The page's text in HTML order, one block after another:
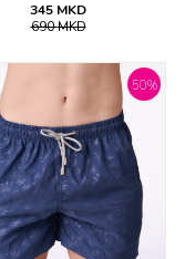
345 MKD
690MKD
50%